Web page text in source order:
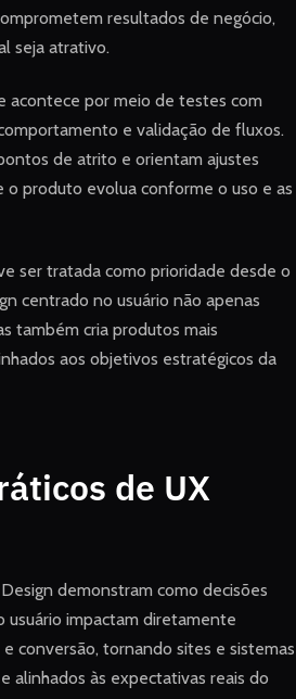
resultados de negócio,
seja atrativo.
acontece por meio de testes com
e validação de fluxos.
de atrito e orientam ajustes
o produto evolua conforme o uso e as
ser tratada como prioridade desde o
centrado no usuário não apenas
também cria produtos mais
aos objetivos estratégicos da
de UX
demonstram como decisões
usuário impactam diretamente
conversão, tornando sites e sistemas
alinhados às expectativas reais do